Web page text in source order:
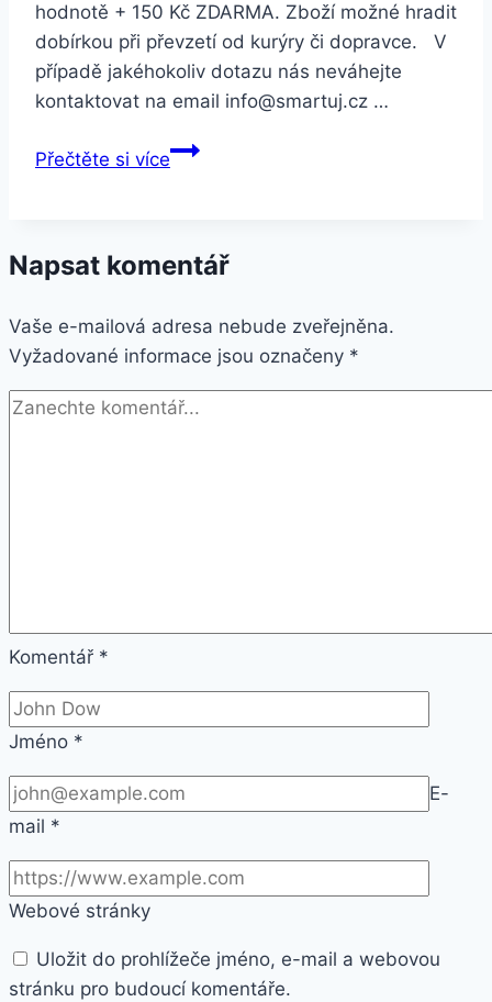
hodnotě + 150 Kč ZDARMA. Zboží možné hradit
dobírkou při převzetí od kurýry či dopravce. V
případě jakéhokoliv dotazu nás neváhejte
kontaktovat na email info@smartuj.cz …
Přečtěte si víceSmartuj
kůže-
barvy-
SE139
Barva:
Černá
Napsat komentář
Vaše e-mailová adresa nebude zveřejněna.
Vyžadované informace jsou označeny *
Komentář *
Jméno *
E-
mail *
Webové stránky
Uložit do prohlížeče jméno, e-mail a webovou
stránku pro budoucí komentáře.